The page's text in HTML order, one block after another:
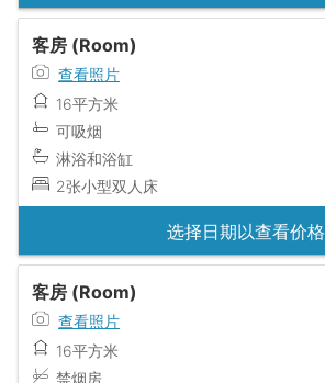
客房 (Room)
查看照片
16平方米
可吸烟
淋浴和浴缸
2张小型双人床
选择日期以查看价格
客房 (Room)
查看照片
16平方米
禁烟房